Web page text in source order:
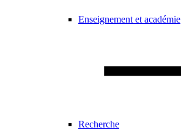
Enseignement et académie
Recherche